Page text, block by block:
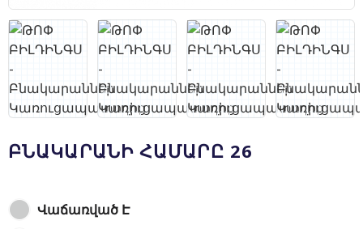
ԲՆԱԿԱՐԱՆԻ ՀԱՄԱՐԸ 26
Վաճառված Է